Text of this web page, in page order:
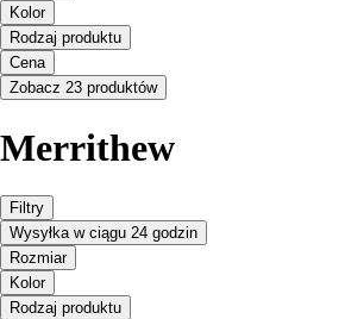
Kolor
Rodzaj produktu
Cena
Zobacz 23 produktów
Merrithew
Filtry
Wysyłka w ciągu 24 godzin
Rozmiar
Kolor
Rodzaj produktu